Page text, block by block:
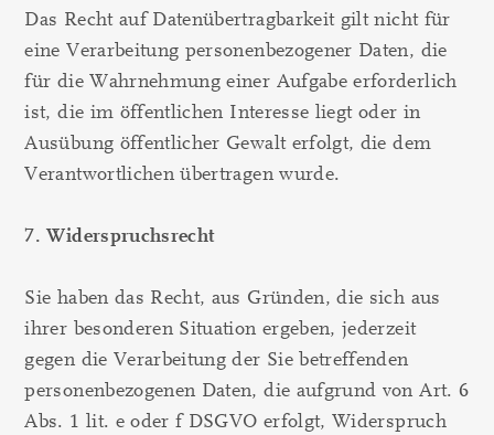
Das Recht auf Datenübertragbarkeit gilt nicht für
eine Verarbeitung personenbezogener Daten, die
für die Wahrnehmung einer Aufgabe erforderlich
ist, die im öffentlichen Interesse liegt oder in
Ausübung öffentlicher Gewalt erfolgt, die dem
Verantwortlichen übertragen wurde.
7. Widerspruchsrecht
Sie haben das Recht, aus Gründen, die sich aus
ihrer besonderen Situation ergeben, jederzeit
gegen die Verarbeitung der Sie betreffenden
personenbezogenen Daten, die aufgrund von Art. 6
Abs. 1 lit. e oder f DSGVO erfolgt, Widerspruch